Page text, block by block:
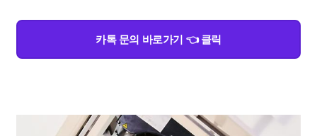
카톡 문의 바로가기 👈 클릭